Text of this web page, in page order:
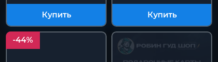
Купить Купить
-44%